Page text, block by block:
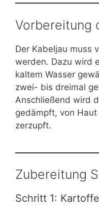
Vorbereitung
Der Kabeljau muss
werden. Dazu wird
kaltem Wasser
zwei- bis dreimal
Anschließend wird
gedämpft, von
zerzupft.
Zubereitung
Schritt 1: